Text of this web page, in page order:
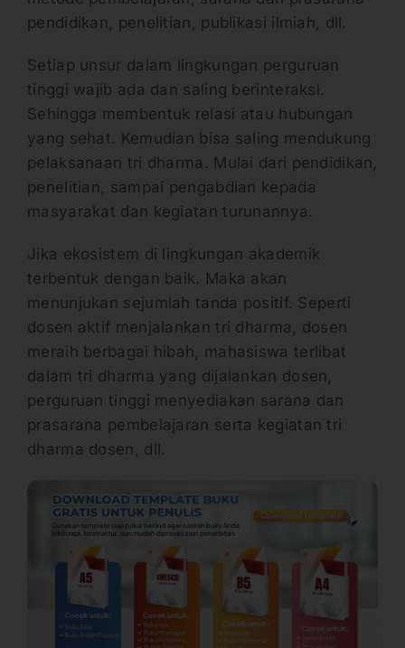
pendidikan, penelitian, publikasi ilmiah, dll.
Setiap unsur dalam lingkungan perguruan
tinggi wajib ada dan saling berinteraksi.
Sehingga membentuk relasi atau hubungan
yang sehat. Kemudian bisa saling mendukung
pelaksanaan tri dharma. Mulai dari pendidikan,
penelitian, sampai pengabdian kepada
masyarakat dan kegiatan turunannya.
Jika ekosistem di lingkungan akademik
terbentuk dengan baik. Maka akan
menunjukan sejumlah tanda positif. Seperti
dosen aktif menjalankan tri dharma, dosen
meraih berbagai hibah, mahasiswa terlibat
dalam tri dharma yang dijalankan dosen,
perguruan tinggi menyediakan sarana dan
prasarana pembelajaran serta kegiatan tri
dharma dosen, dll.